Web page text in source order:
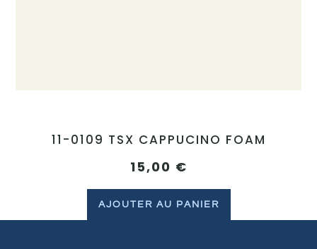
11-0109 TSX CAPPUCINO FOAM
15,00 €
AJOUTER AU PANIER